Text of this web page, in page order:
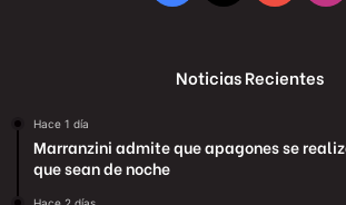
Noticias Recientes
Hace 1 día
Marranzini admite que apagones se
que sean de noche